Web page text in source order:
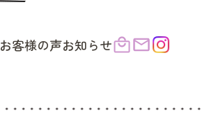
お客様の声お知らせ